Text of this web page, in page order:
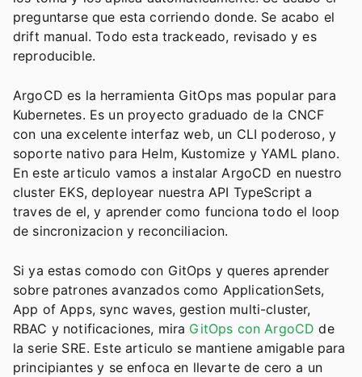
preguntarse que esta corriendo donde. Se acabo el
drift manual. Todo esta trackeado, revisado y es
reproducible.
ArgoCD es la herramienta GitOps mas popular para
Kubernetes. Es un proyecto graduado de la CNCF
con una excelente interfaz web, un CLI poderoso, y
soporte nativo para Helm, Kustomize y YAML plano.
En este articulo vamos a instalar ArgoCD en nuestro
cluster EKS, deployear nuestra API TypeScript a
traves de el, y aprender como funciona todo el loop
de sincronizacion y reconciliacion.
Si ya estas comodo con GitOps y queres aprender
sobre patrones avanzados como ApplicationSets,
App of Apps, sync waves, gestion multi-cluster,
RBAC y notificaciones, mira GitOps con ArgoCD de
la serie SRE. Este articulo se mantiene amigable para
principiantes y se enfoca en llevarte de cero a un